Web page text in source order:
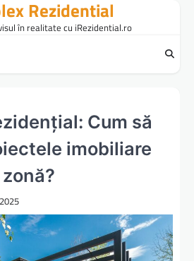
Rezidential
în realitate cu iRezidential.ro
Cum să
imobiliare